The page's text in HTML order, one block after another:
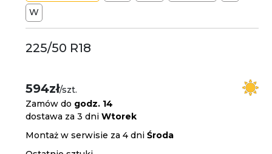
W
225/50 R18
594zł/szt.
Zamów do godz. 14
dostawa za 3 dniWtorek
Montaż w serwisie za 4 dniŚroda